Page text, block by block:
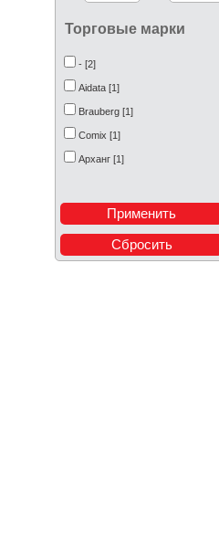
Торговые марки
- [2]
Aidata [1]
Brauberg [1]
Comix [1]
Арханг [1]